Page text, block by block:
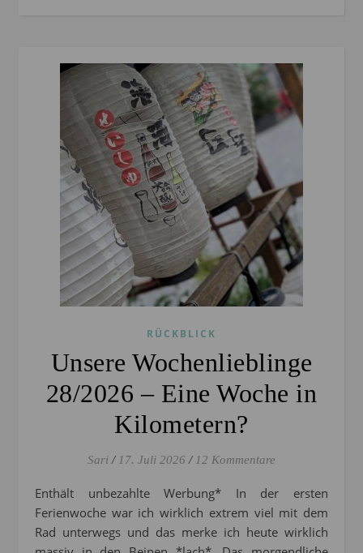
RÜCKBLICK
Unsere Wochenlieblinge
28/2026 – Eine Woche in
Kilometern?
Sari / 17. Juli 2026 / 12 Kommentare
Enthält unbezahlte Werbung* In der ersten
Ferienwoche war ich wirklich extrem viel mit dem
Rad unterwegs und das merke ich heute wirklich